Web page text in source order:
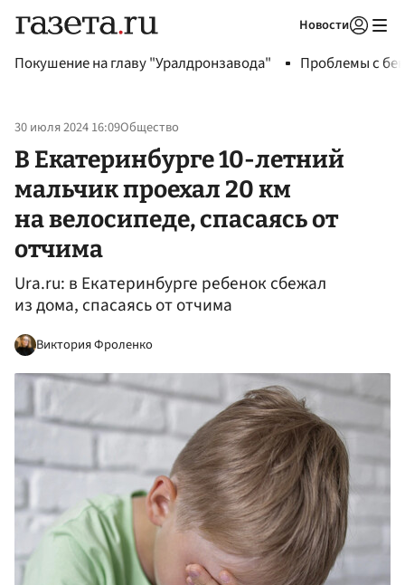
Новости
Покушение на главу "Уралдронзавода" Проблемы с
30 июля 2024 16:09Общество
В Екатеринбурге 10-летний
мальчик проехал 20 км
на велосипеде, спасаясь от
отчима
Ura.ru: в Екатеринбурге ребенок сбежал
из дома, спасаясь от отчима
Виктория Фроленко